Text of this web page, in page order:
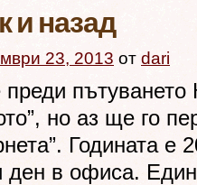
и назад
23, 2013 от dari
пътуването
но аз ще го
Годината е
ден в офиса.